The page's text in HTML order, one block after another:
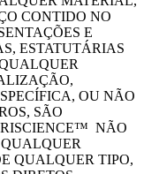
CONTIDO NO
E
ESTATUTÁRIAS
OU NÃO
SÃO
NÃO
QUALQUER TIPO,